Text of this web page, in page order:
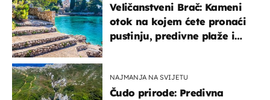
Veličanstveni Brač: Kameni
otok na kojem ćete pronaći
pustinju, predivne plaže i
NAJMANJA NA SVIJETU
Čudo prirode: Predivna